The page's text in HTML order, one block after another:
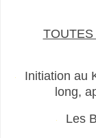
Initiation au
long,
Les